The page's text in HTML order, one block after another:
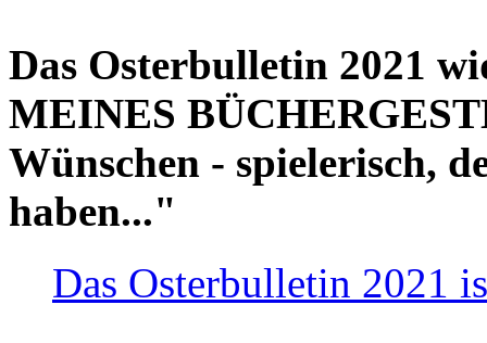
Das Osterbulletin 2021
MEINES
Wünschen - spielerisch,
haben..."
Das Osterbulletin 2021